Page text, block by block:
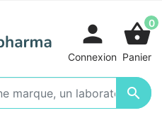

person
Connexion
shopping_basket0
Panier